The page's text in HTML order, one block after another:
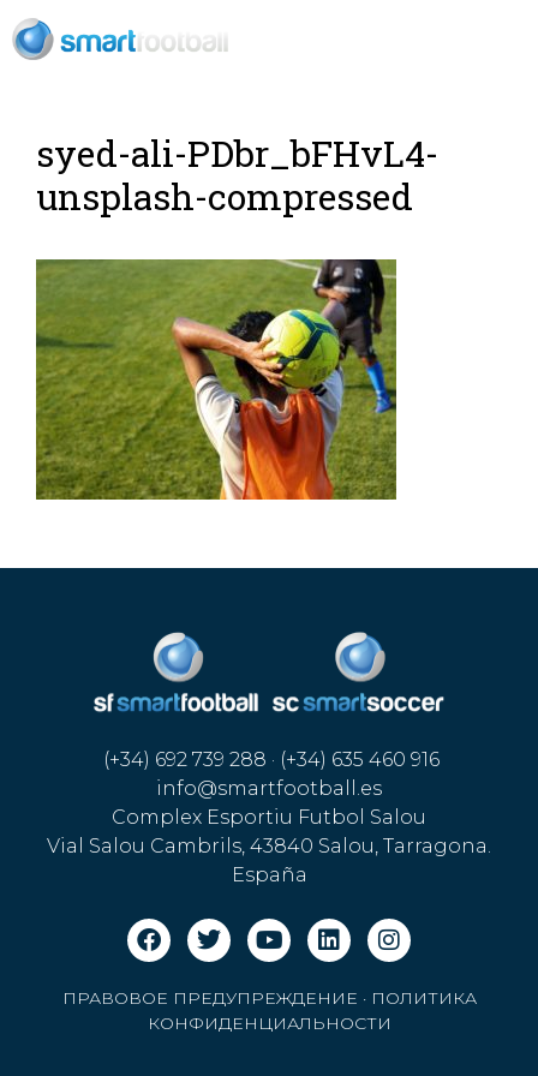
syed-ali-PDbr_bFHvL4-
unsplash-compressed
(+34) 692 739 288 · (+34) 635 460 916
info@smartfootball.es
Complex Esportiu Futbol Salou
Vial Salou Cambrils, 43840 Salou, Tarragona.
España
ПРАВОВОЕ ПРЕДУПРЕЖДЕНИЕ · ПОЛИТИКА
КОНФИДЕНЦИАЛЬНОСТИ